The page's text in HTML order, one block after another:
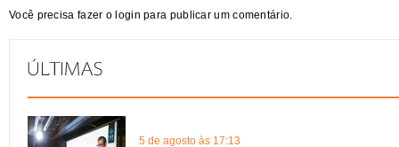
Você precisa fazer o login para publicar um comentário.
5 de agosto às 17:13